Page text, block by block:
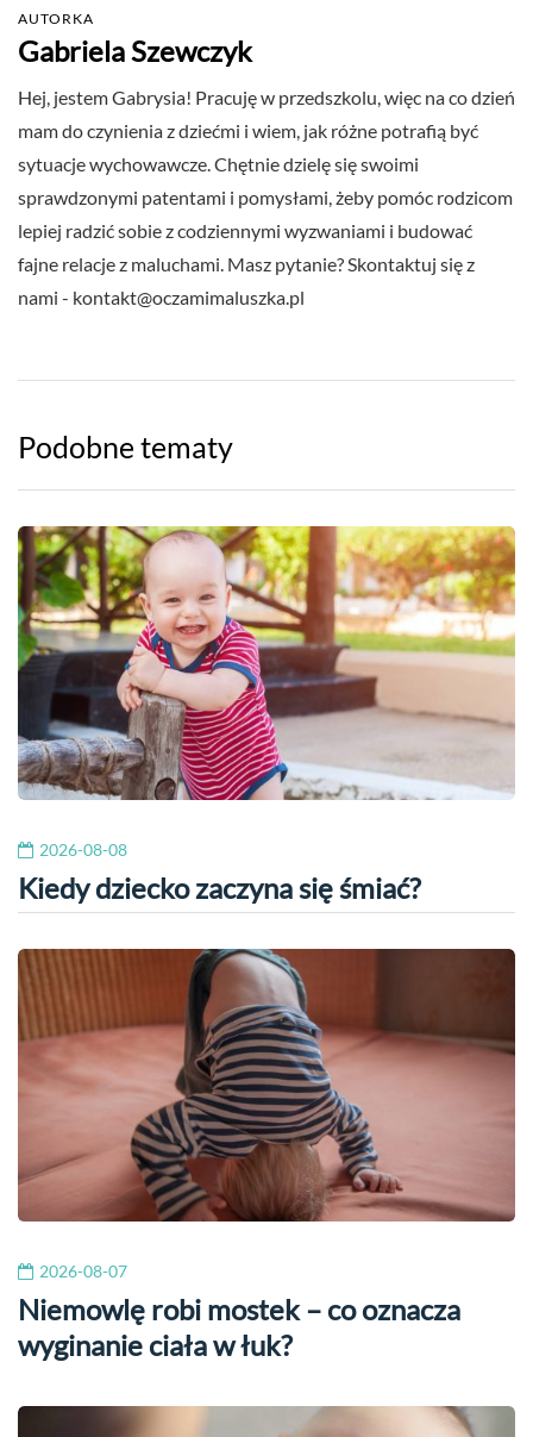
AUTORKA
Gabriela Szewczyk
Hej, jestem Gabrysia! Pracuję w przedszkolu, więc na co dzień
mam do czynienia z dziećmi i wiem, jak różne potrafią być
sytuacje wychowawcze. Chętnie dzielę się swoimi
sprawdzonymi patentami i pomysłami, żeby pomóc rodzicom
lepiej radzić sobie z codziennymi wyzwaniami i budować
fajne relacje z maluchami. Masz pytanie? Skontaktuj się z
nami - kontakt@oczamimaluszka.pl
Podobne tematy
2026-08-08
Kiedy dziecko zaczyna się śmiać?
2026-08-07
Niemowlę robi mostek – co oznacza
wyginanie ciała w łuk?